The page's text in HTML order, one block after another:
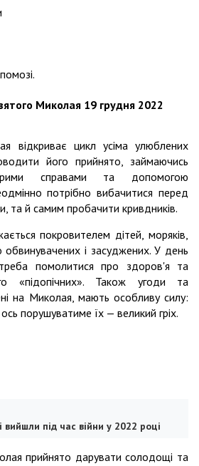
Миколая 19 грудня 2022
відкриває цикл усіма улюблених
його прийнято, займаючись
справами та допомогою
потрібно вибачитися перед
та й самим пробачити кривдників.
покровителем дітей, моряків,
обвинувачених і засуджених.У день
помолитися про здоров'я та
«підопічних». Також угоди та
на Миколая, мають особливу силу:
порушуватиме їх — великий гріх.
вийшли під час війни у 2022 році
прийнято дарувати солодощі та